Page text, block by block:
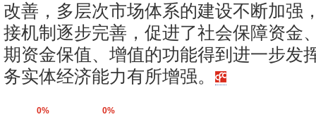
改善，多层次市场体系的建设不断加强
接机制逐步完善，促进了社会保障资金
期资金保值、增值的功能得到进一步发
务实体经济能力有所增强。
0% 0%